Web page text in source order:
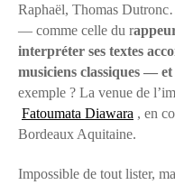
Raphaël, Thomas
— comme celle du r
interpréter ses textes
musiciens classiques —
exemple ? La venue de
Fatoumata Diawara , en
Bordeaux Aquitaine.
Impossible de tout lister,